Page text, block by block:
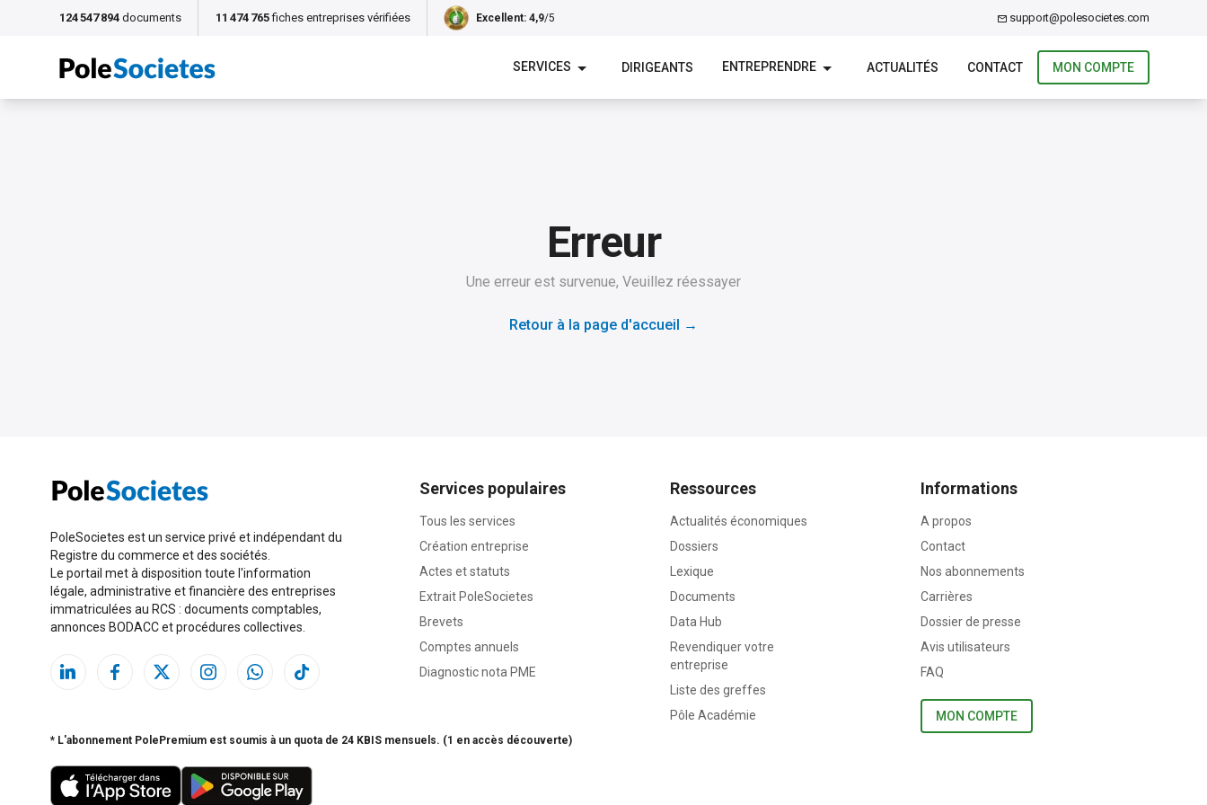
124 547 894 documents 11 474 765 fiches entreprises vérifiées Excellent: 4,9/5 support@polesocietes.com
SERVICES DIRIGEANTS ENTREPRENDRE ACTUALITÉS CONTACT MON COMPTE
Erreur
Une erreur est survenue, Veuillez réessayer
Retour à la page d'accueil →
PoleSocietes est un service privé et indépendant du
Registre du commerce et des sociétés.
Le portail met à disposition toute l'information
légale, administrative et financière des entreprises
immatriculées au RCS : documents comptables,
annonces BODACC et procédures collectives.
Services populaires
Tous les services
Création entreprise
Actes et statuts
Extrait PoleSocietes
Brevets
Comptes annuels
Diagnostic nota PME
Ressources
Actualités économiques
Dossiers
Lexique
Documents
Data Hub
Revendiquer votre
entreprise
Liste des greffes
Pôle Académie
Informations
A propos
Contact
Nos abonnements
Carrières
Dossier de presse
Avis utilisateurs
FAQ
MON COMPTE
* L'abonnement PolePremium est soumis à un quota de 24 KBIS mensuels. (1 en accès découverte)